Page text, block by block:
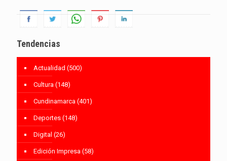
Tendencias
Actualidad (500)
Cultura (148)
Cundinamarca (401)
Deportes (148)
Digital (26)
Edición Impresa (58)